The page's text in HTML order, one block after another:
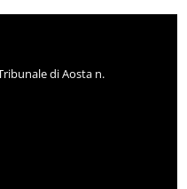
di Aosta n.